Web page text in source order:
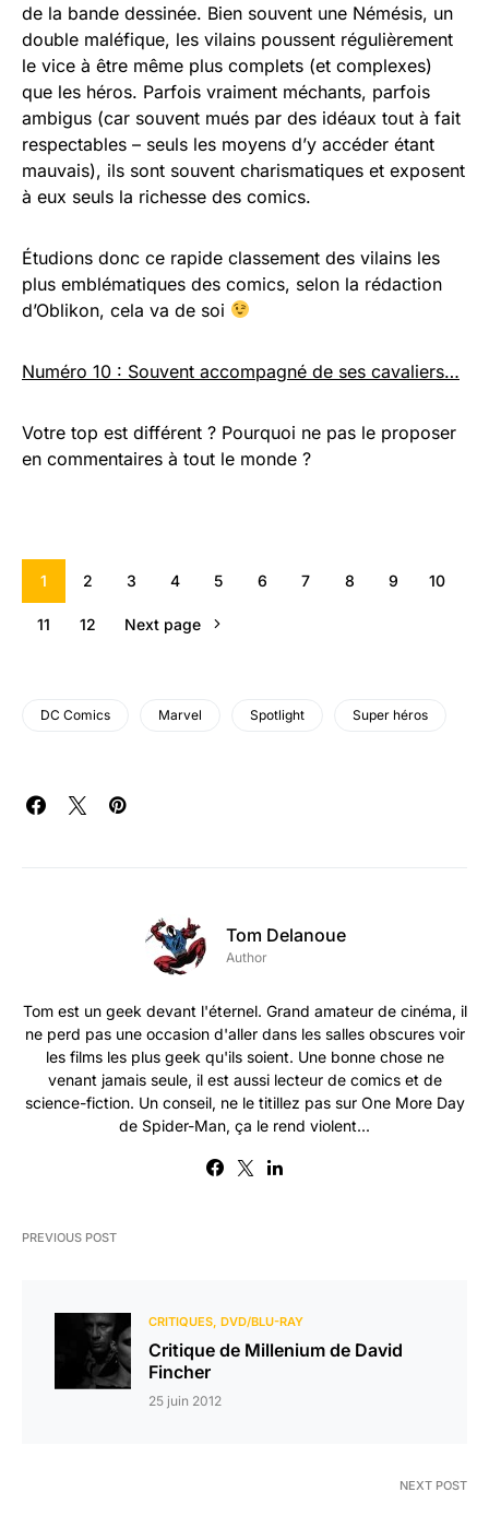
de la bande dessinée. Bien souvent une Némésis, un
double maléfique, les vilains poussent régulièrement
le vice à être même plus complets (et complexes)
que les héros. Parfois vraiment méchants, parfois
ambigus (car souvent mués par des idéaux tout à fait
respectables – seuls les moyens d’y accéder étant
mauvais), ils sont souvent charismatiques et exposent
à eux seuls la richesse des comics.
Étudions donc ce rapide classement des vilains les
plus emblématiques des comics, selon la rédaction
d’Oblikon, cela va de soi
Numéro 10 : Souvent accompagné de ses cavaliers…
Votre top est différent ? Pourquoi ne pas le proposer
en commentaires à tout le monde ?
1 2 3 4 5 6 7 8 9 10
11 12 Next page
DC Comics Marvel Spotlight Super héros
Tom Delanoue
Author
Tom est un geek devant l'éternel. Grand amateur de cinéma, il
ne perd pas une occasion d'aller dans les salles obscures voir
les films les plus geek qu'ils soient. Une bonne chose ne
venant jamais seule, il est aussi lecteur de comics et de
science-fiction. Un conseil, ne le titillez pas sur One More Day
de Spider-Man, ça le rend violent...
PREVIOUS POST
CRITIQUES DVD/BLU-RAY
Critique de Millenium de David
Fincher
25 juin 2012
NEXT POST